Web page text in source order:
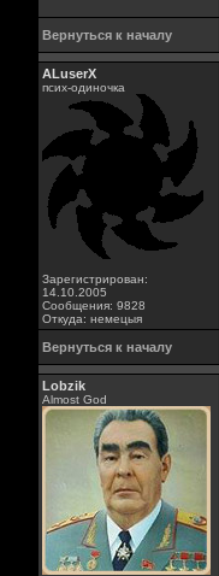
Вернуться к началу
ALuserX
псих-одиночка
Зарегистрирован:
14.10.2005
Сообщения: 9828
Откуда: немецыя
Вернуться к началу
Lobzik
Almost God